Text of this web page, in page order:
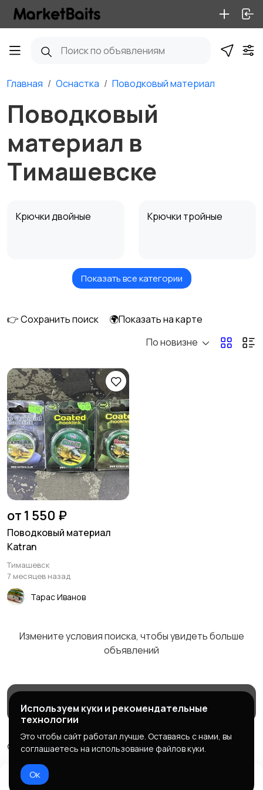
Главная Оснастка Поводковый материал
Поводковый
материал в
Тимашевске
Крючки двойные Крючки тройные
Одинарные крючки Нахлыстовые крючки
силикона
Поводковый
материал
Обжимные трубочки
Поплавки
Бомбарды Готовые оснастки
Показать все категории
👉 Сохранить поиск
🌍Показать на карте
По новизне
от 1 550 ₽
Поводковый материал
Katran
Тимашевск
7 месяцев назад
Тарас Иванов
Измените условия поиска, чтобы увидеть больше
объявлений
Магазины
© 2026 МаркетБейтс - рыболовный маркетплейс
Правила сервиса
Используем куки и рекомендательные
технологии
Это чтобы сайт работал лучше. Оставаясь с нами, вы
соглашаетесь на использование файлов куки.
Ок